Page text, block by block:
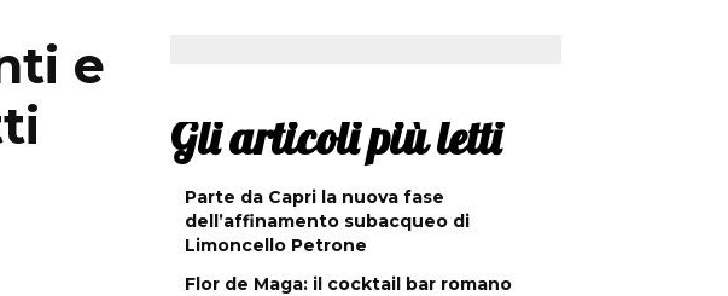
e
Gli articoli più letti
Parte da Capri la nuova fase
dell’affinamento subacqueo di
Limoncello Petrone
Flor de Maga: il cocktail bar romano